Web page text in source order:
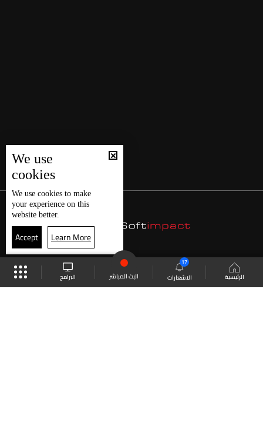
الرئيسية الاشعارات
17
البث المباشر البرامج
We use
cookies
We use cookies to make
your experience on this
website better.
Accept Learn More
موقع البرامج الجدول البث المباشر